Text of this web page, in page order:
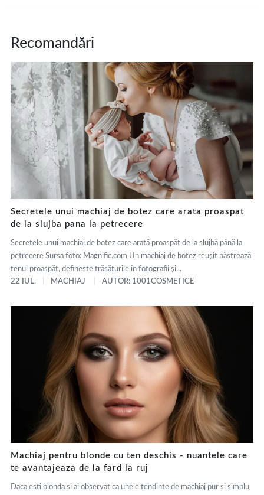
Recomandări
Secretele unui machiaj de botez care arata proaspat
de la slujba pana la petrecere
Secretele unui machiaj de botez care arată proaspăt de la slujbă până la
petrecere Sursa foto: Magnific.com Un machiaj de botez reușit păstrează
tenul proaspăt, definește trăsăturile în fotografii și...
22 IUL.
MACHIAJ AUTOR: 1001COSMETICE
Machiaj pentru blonde cu ten deschis - nuantele care
te avantajeaza de la fard la ruj
Daca esti blonda si ai observat ca unele tendinte de machiaj pur si simplu